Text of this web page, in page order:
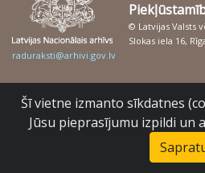
© Latvijas Valsts
Slokas iela 16,
raduraksti@arhivi.gov.lv
Šī vietne izmanto sīkdatnes
Jūsu pieprasījumu izpildi un